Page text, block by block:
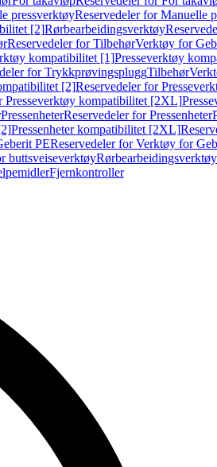
pressverktøyReservedeler for Manuelle
[2]Rørbearbeidingsverktøy
Reservedeler for TilbehørVerktøy for
kompatibilitet [1]Presseverktøy
for TrykkprøvingspluggTilbehør
[2]Reservedeler for
Presseverktøy kompatibilitet [2XL]
PressenheterReservedeler for Pressenheter
Pressenheter kompatibilitet [2XL]
PEReservedeler for Verktøy for
buttsveiseverktøyRørbearbeidingsverktøy
Fjernkontroller